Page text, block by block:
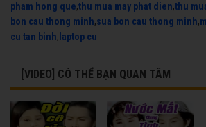
pham hong que,thu mua may phat dien,thu
bon cau thong minh,sua bon cau thong minh,
cu tan binh, laptop cu
[VIDEO] CÓ THỂ BẠN QUAN TÂM